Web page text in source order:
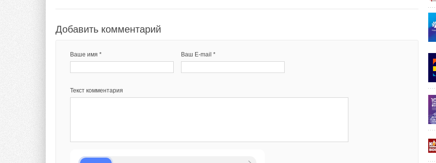
Добавить комментарий
Ваше имя * Ваш E-mail *
Текст комментария